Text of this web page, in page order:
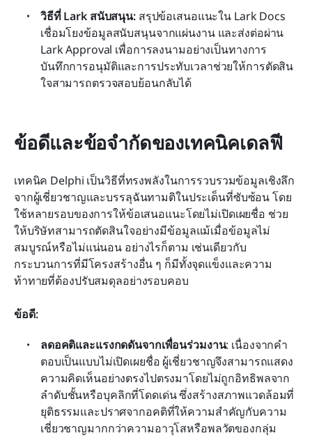
วิธีที่ Lark สนับสนุน: สรุปข้อเสนอแนะใน Lark Docs
เชื่อมโยงข้อมูลสนับสนุนจากแผ่นงาน และส่งต่อผ่าน
Lark Approval เพื่อการลงนามอย่างเป็นทางการ
บันทึกการอนุมัติและการประทับเวลาช่วยให้การตัดสิน
ใจสามารถตรวจสอบย้อนกลับได้
ข้อดีและข้อจำกัดของเทคนิคเดลฟี
เทคนิค Delphi เป็นวิธีที่ทรงพลังในการรวบรวมข้อมูลเชิงลึก
จากผู้เชี่ยวชาญและบรรลุฉันทามติในประเด็นที่ซับซ้อน โดย
ใช้หลายรอบของการให้ข้อเสนอแนะโดยไม่เปิดเผยชื่อ ช่วย
ให้บริษัทสามารถตัดสินใจอย่างมีข้อมูลแม้เมื่อข้อมูลไม่
สมบูรณ์หรือไม่แน่นอน อย่างไรก็ตาม เช่นเดียวกับ
กระบวนการที่มีโครงสร้างอื่น ๆ ก็มีทั้งจุดแข็งและความ
ท้าทายที่ต้องปรับสมดุลอย่างรอบคอบ
ข้อดี:
ลดอคติและแรงกดดันจากเพื่อนร่วมงาน: เนื่องจากคำ
ตอบเป็นแบบไม่เปิดเผยชื่อ ผู้เชี่ยวชาญจึงสามารถแสดง
ความคิดเห็นอย่างตรงไปตรงมาโดยไม่ถูกอิทธิพลจาก
ลำดับชั้นหรือบุคลิกที่โดดเด่น ซึ่งสร้างสภาพแวดล้อมที่
ยุติธรรมและปราศจากอคติที่ให้ความสำคัญกับความ
เชี่ยวชาญมากกว่าความอาวุโสหรือพลวัตของกลุ่ม